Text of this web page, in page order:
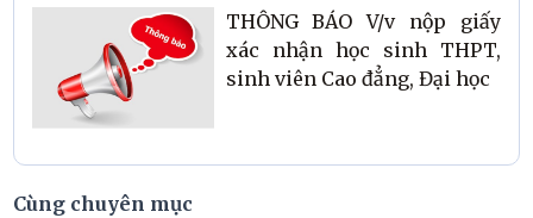
THÔNG BÁO V/v nộp giấy
xác nhận học sinh THPT,
sinh viên Cao đẳng, Đại học
Cùng chuyên mục